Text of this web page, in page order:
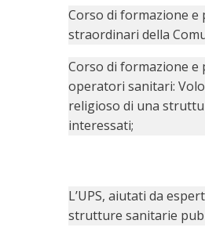
Corso di formazione e
straordinari della
Corso di formazione e
operatori sanitari:
religioso di una
interessati;
L’UPS, aiutati da
strutture sanitarie